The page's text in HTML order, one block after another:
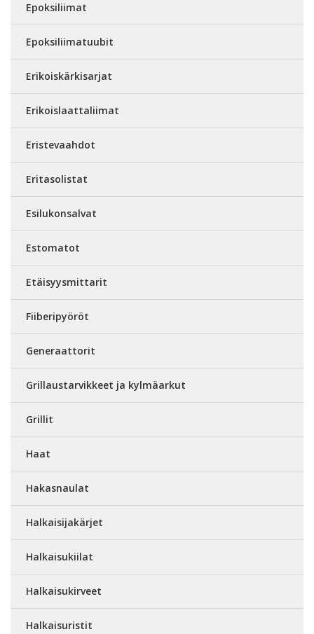
Epoksiliimat
Epoksiliimatuubit
Erikoiskärkisarjat
Erikoislaattaliimat
Eristevaahdot
Eritasolistat
Esilukonsalvat
Estomatot
Etäisyysmittarit
Fiiberipyöröt
Generaattorit
Grillaustarvikkeet ja kylmäarkut
Grillit
Haat
Hakasnaulat
Halkaisijakärjet
Halkaisukiilat
Halkaisukirveet
Halkaisuristit